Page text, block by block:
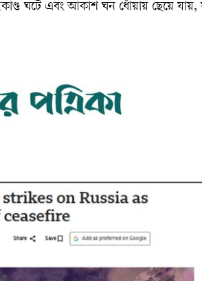
ঘটে এবং আকাশ ঘন ধোঁয়ায় ছেয়ে যায়,